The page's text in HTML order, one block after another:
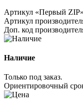
Артикул «Первый
Артикул
Доп. код
Наличие
Только под заказ.
Ориентировочный